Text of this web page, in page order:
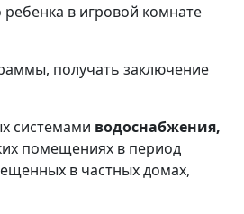
ребенка в игровой комнате
получать заключение
системами водоснабжения,
помещениях в период
в частных домах,